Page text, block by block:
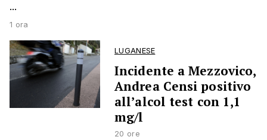
...
1 ora
LUGANESE
Incidente a Mezzovico,
Andrea Censi positivo
all’alcol test con 1,1
mg/l
20 ore